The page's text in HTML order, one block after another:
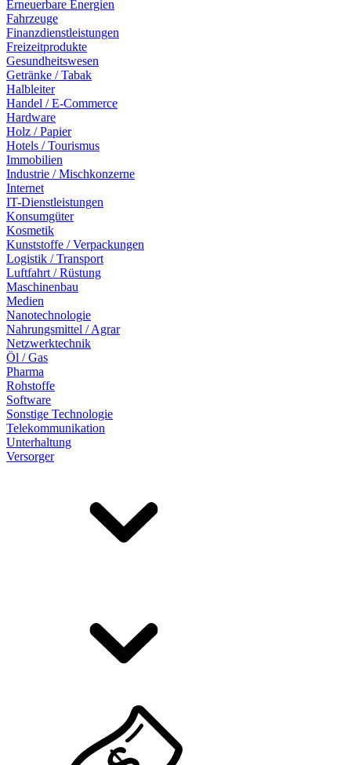
Erneuerbare Energien
Fahrzeuge
Finanzdienstleistungen
Freizeitprodukte
Gesundheitswesen
Getränke / Tabak
Halbleiter
Handel / E-Commerce
Hardware
Holz / Papier
Hotels / Tourismus
Immobilien
Industrie / Mischkonzerne
Internet
IT-Dienstleistungen
Konsumgüter
Kosmetik
Kunststoffe / Verpackungen
Logistik / Transport
Luftfahrt / Rüstung
Maschinenbau
Medien
Nanotechnologie
Nahrungsmittel / Agrar
Netzwerktechnik
Öl / Gas
Pharma
Rohstoffe
Software
Sonstige Technologie
Telekommunikation
Unterhaltung
Versorger